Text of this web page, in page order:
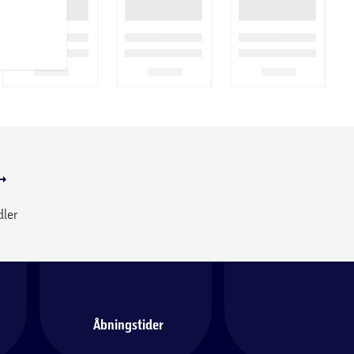
Åbningstider